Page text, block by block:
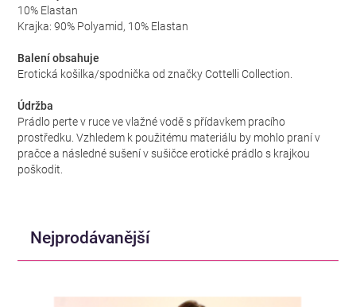
10% Elastan
Krajka: 90% Polyamid, 10% Elastan
Balení obsahuje
Erotická košilka/spodnička od značky Cottelli Collection.
Údržba
Prádlo perte v ruce ve vlažné vodě s přídavkem pracího
prostředku. Vzhledem k použitému materiálu by mohlo praní v
pračce a následné sušení v sušičce erotické prádlo s krajkou
poškodit.
Nejprodávanější